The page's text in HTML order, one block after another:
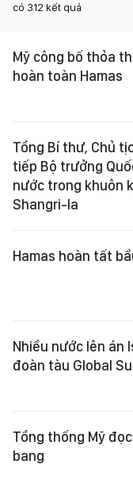
có 312 kết quả
Mỹ công bố thỏa
hoàn toàn Hamas
Tổng Bí thư, Chủ
tiếp Bộ trưởng
nước trong khuôn
Shangri-la
Hamas hoàn tất
Nhiều nước lên án
đoàn tàu Global
Tổng thống Mỹ
bang